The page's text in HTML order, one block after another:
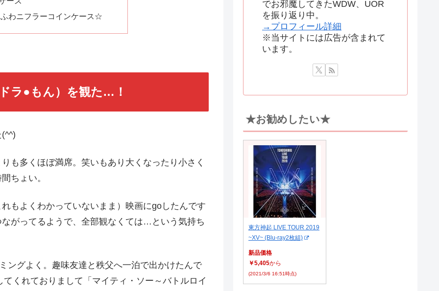
わニフラーコインケース☆
ラ●もん）を観た…！
も多くほぼ満席。笑いもあり大くなったり小さく
ちょい。
もよくわかっていないまま）映画にgoしたんです
がってるようで、全部観なくては…という気持ち
ングよく。趣味友達と秩父へ一泊で出かけたんで
くれておりまして「マイティ・ソー～バトルロイ
でお邪魔してきたWDW、UOR
を振り返り中。
→プロフィール詳細
※当サイトには広告が含まれて
います。
★お勧めしたい★
東方神起 LIVE TOUR 2019
~XV~ (Blu-ray2枚組)
新品価格
￥5,405から
(2021/3/6 16:51時点)